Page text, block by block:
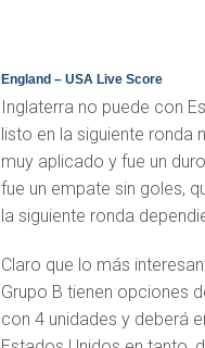
England – USA Live Score
Inglaterra no puede con
listo en la siguiente
muy aplicado y fue un
fue un empate sin goles,
la siguiente ronda
Claro que lo más
Grupo B tienen opciones
con 4 unidades y deberá